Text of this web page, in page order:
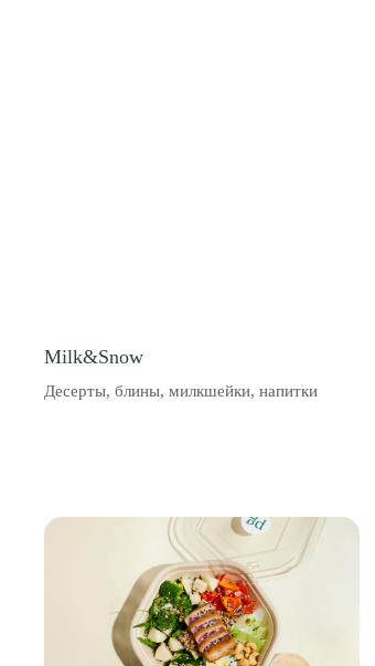
Milk&Snow
Десерты, блины, милкшейки, напитки